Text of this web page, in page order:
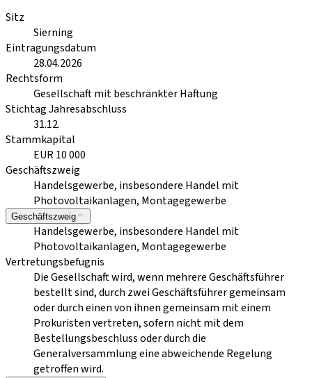
Sitz
Sierning
Eintragungsdatum
28.04.2026
Rechtsform
Gesellschaft mit beschränkter Haftung
Stichtag Jahresabschluss
31.12.
Stammkapital
EUR 10 000
Geschäftszweig
Handelsgewerbe, insbesondere Handel mit
Photovoltaikanlagen, Montagegewerbe
Geschäftszweig
Handelsgewerbe, insbesondere Handel mit
Photovoltaikanlagen, Montagegewerbe
Vertretungsbefugnis
Die Gesellschaft wird, wenn mehrere Geschäftsführer
bestellt sind, durch zwei Geschäftsführer gemeinsam
oder durch einen von ihnen gemeinsam mit einem
Prokuristen vertreten, sofern nicht mit dem
Bestellungsbeschluss oder durch die
Generalversammlung eine abweichende Regelung
getroffen wird.